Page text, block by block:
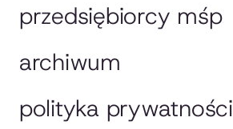
przedsiębiorcy mśp
archiwum
polityka prywatności